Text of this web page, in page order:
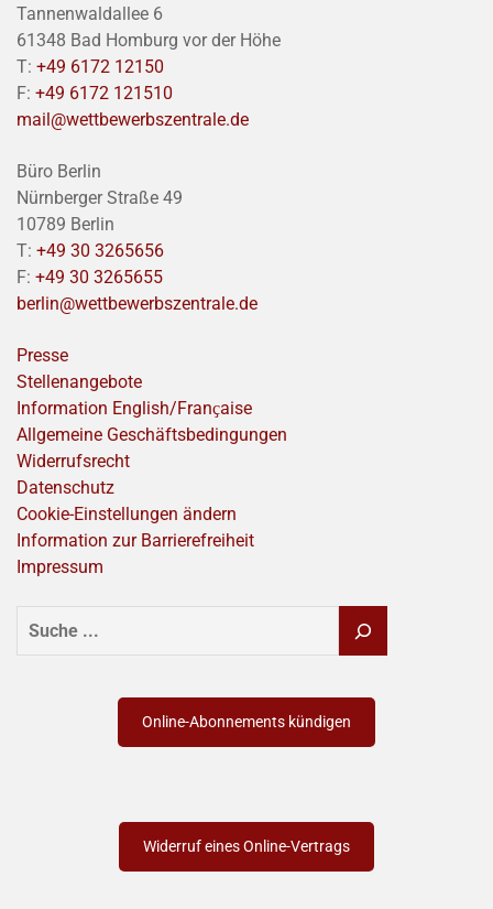
Tannenwaldallee 6
61348 Bad Homburg vor der Höhe
T: +49 6172 12150
F: +49 6172 121510
mail@wettbewerbszentrale.de
Büro Berlin
Nürnberger Straße 49
10789 Berlin
T: +49 30 3265656
F: +49 30 3265655
berlin@wettbewerbszentrale.de
Presse
Stellenangebote
Information English/Franҫaise
Allgemeine Geschäftsbedingungen
Widerrufsrecht
Datenschutz
Cookie-Einstellungen ändern
Information zur Barrierefreiheit
Impressum
SUCHEN
Online-Abonnements kündigen
Widerruf eines Online-Vertrags